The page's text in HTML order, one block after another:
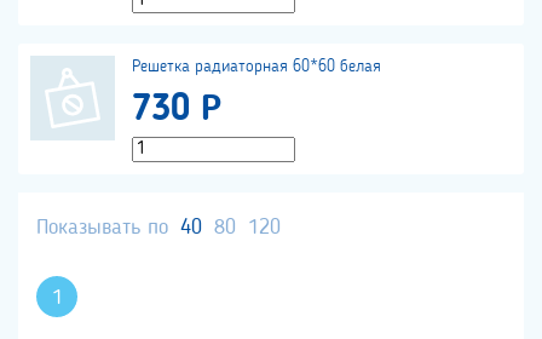
Решетка радиаторная 60*60 белая
730 Р
Показывать по 40 80 120
1